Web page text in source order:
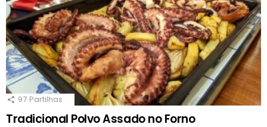
97 Partilhas
Tradicional Polvo Assado no Forno